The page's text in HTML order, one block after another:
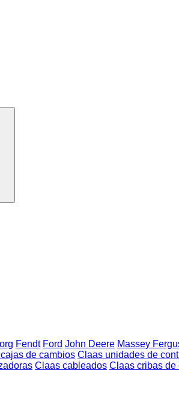
Fendt Ford John Deere Massey
de cambios Claas unidades de
Claas cableados Claas cribas de